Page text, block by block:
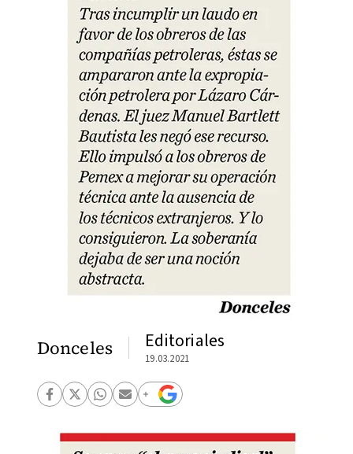
Donceles Editoriales
19.03.2021